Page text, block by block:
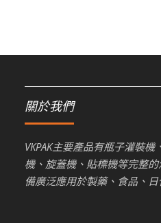
關於我們
VKPAK主要產品有瓶子灌裝
機、旋蓋機、貼標機等完整
備廣泛應用於製藥、食品、